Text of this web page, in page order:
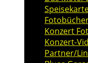
Konzert
Konzert-
Partner/